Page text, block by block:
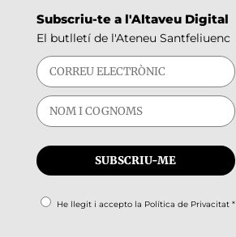
Subscriu-te a l'Altaveu Digital
El butlletí de l'Ateneu Santfeliuenc
He llegit i accepto la Política de Privacitat*